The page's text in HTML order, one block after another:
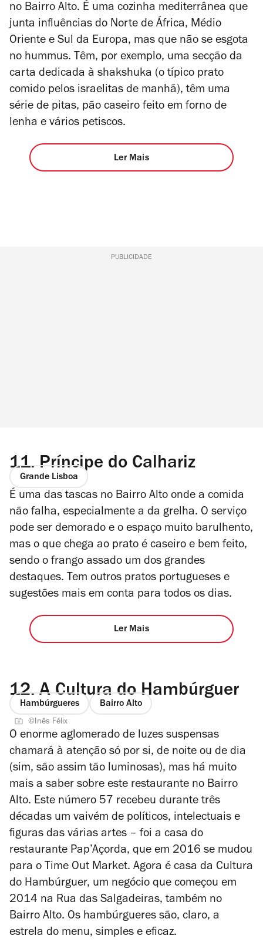
no Bairro Alto. É uma cozinha mediterrânea que
junta influências do Norte de África, Médio
Oriente e Sul da Europa, mas que não se esgota
no hummus. Têm, por exemplo, uma secção da
carta dedicada à shakshuka (o típico prato
comido pelos israelitas de manhã), têm uma
série de pitas, pão caseiro feito em forno de
lenha e vários petiscos.
Ler Mais
PUBLICIDADE
11. Príncipe do Calhariz
Grande Lisboa
É uma das tascas no Bairro Alto onde a comida
não falha, especialmente a da grelha. O serviço
pode ser demorado e o espaço muito barulhento,
mas o que chega ao prato é caseiro e bem feito,
sendo o frango assado um dos grandes
destaques. Tem outros pratos portugueses e
sugestões mais em conta para todos os dias.
Ler Mais
12. A Cultura do Hambúrguer
Hambúrgueres Bairro Alto
©Inês Félix
O enorme aglomerado de luzes suspensas
chamará à atenção só por si, de noite ou de dia
(sim, são assim tão luminosas), mas há muito
mais a saber sobre este restaurante no Bairro
Alto. Este número 57 recebeu durante três
décadas um vaivém de políticos, intelectuais e
figuras das várias artes – foi a casa do
restaurante Pap’Açorda, que em 2016 se mudou
para o Time Out Market. Agora é casa da Cultura
do Hambúrguer, um negócio que começou em
2014 na Rua das Salgadeiras, também no
Bairro Alto. Os hambúrgueres são, claro, a
estrela do menu, simples e eficaz.